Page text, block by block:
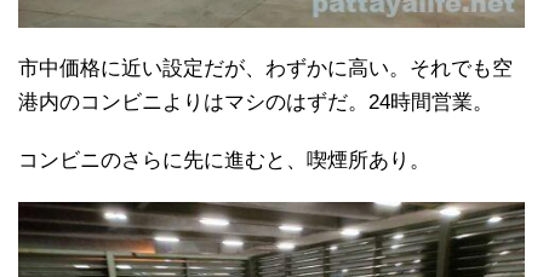
市中価格に近い設定だが、わずかに高い。それでも空
港内のコンビニよりはマシのはずだ。24時間営業。
コンビニのさらに先に進むと、喫煙所あり。